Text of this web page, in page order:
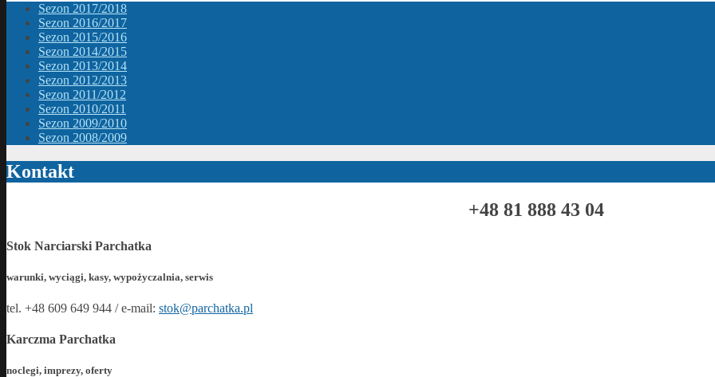
Sezon 2017/2018
Sezon 2016/2017
Sezon 2015/2016
Sezon 2014/2015
Sezon 2013/2014
Sezon 2012/2013
Sezon 2011/2012
Sezon 2010/2011
Sezon 2009/2010
Sezon 2008/2009
Kontakt
+48 81 888 43 04
Stok Narciarski Parchatka
warunki, wyciągi, kasy, wypożyczalnia, serwis
tel. +48 609 649 944 / e-mail: stok@parchatka.pl
Karczma Parchatka
noclegi, imprezy, oferty